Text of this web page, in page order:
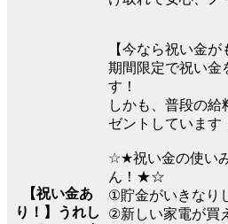
【祝い金あ
り！】うれし
【今なら祝い金が
期間限定で祝い金
す！
しかも、普段の給
ゼントしています
☆★祝い金の使い
ん！★☆
①貯金がいきなり
②新しい家電が買